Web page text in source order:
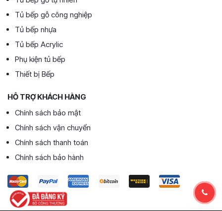
Tủ bếp gỗ công nghiệp
Tủ bếp nhựa
Tủ bếp Acrylic
Phụ kiện tủ bếp
Thiết bị Bếp
HỖ TRỢ KHÁCH HÀNG
Chính sách bảo mật
Chính sách vận chuyển
Chính sách thanh toán
Chính sách bảo hành